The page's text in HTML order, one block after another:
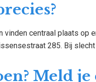
vinden centraal plaats op
285. Bij
Meld je